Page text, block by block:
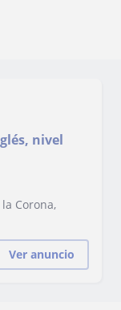
nivel
Corona,
Ver anuncio